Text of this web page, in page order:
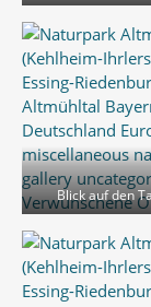
Blick auf den